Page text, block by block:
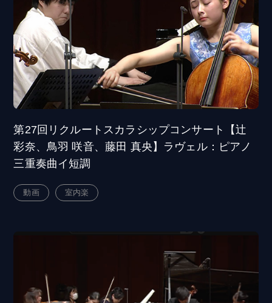
第27回リクルートスカラシップコンサート【辻
彩奈、鳥羽 咲音、藤田 真央】ラヴェル：ピアノ
三重奏曲イ短調
動画 室内楽